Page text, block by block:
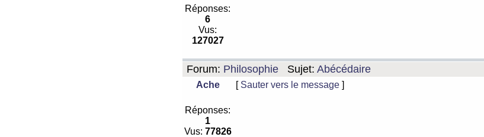
Réponses:
6
Vus:
127027
Forum: Philosophie Sujet: Abécédaire
Ache [ Sauter vers le message ]
Réponses:
1
Vus: 77826